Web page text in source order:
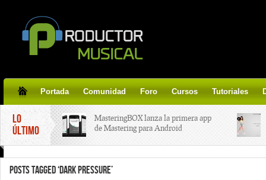
Portada Comunidad Foro Cursos Tutoriales
LO
ÚLTIMO
MasteringBOX lanza la primera app
de Mastering para Android
MasteringBOX, Masterización on-
line gratis!
POSTS TAGGED ‘DARK PRESSURE’